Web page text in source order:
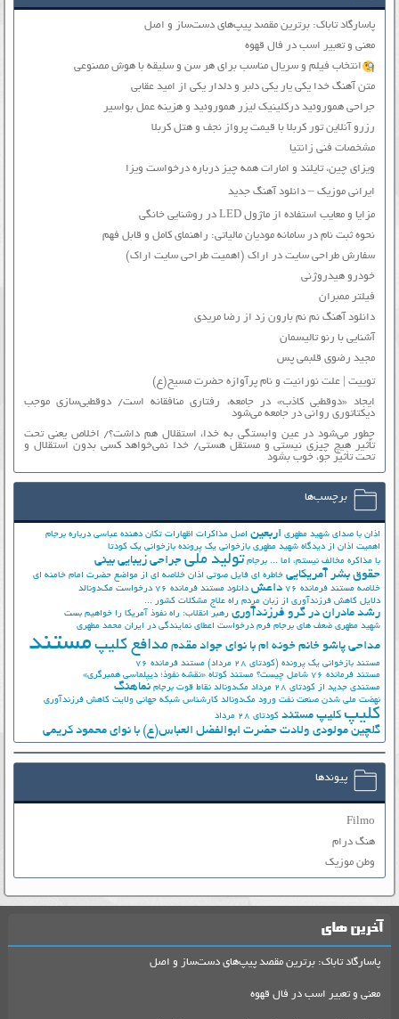
پاسارگاد تاباک: برترین مقصد پیپ‌های دست‌ساز و اصل
معنی و تعبیر اسب در فال قهوه
انتخاب فیلم و سریال مناسب برای هر سن و سلیقه با هوش مصنوعی
متن آهنگ خدا یکی یار یکی دلبر و دلدار یکی از امید عقابی
جراحی هموروئید درکلینیک لیزر هموروئید و هزینه عمل بواسیر
رزرو آنلاین تور کربلا با قیمت پرواز نجف و هتل کربلا
مشخصات فنی زانتیا
ویزای چین، تایلند و امارات همه چیز درباره درخواست ویزا
ایرانی موزیک – دانلود آهنگ جدید
مزایا و معایب استفاده از ماژول LED در روشنایی خانگی
نحوه ثبت نام در سامانه مودیان مالیاتی: راهنمای کامل و قابل فهم
سفارش طراحی سایت در اراک (اهمیت طراحی سایت اراک)
خودرو هیدروژنی
فیلتر ممبران
دانلود آهنگ نم نم بارون زد از رضا مریدی
آشنایی با رنو تالیسمان
مجید رضوی قلبمی پس
توییت | علت نورانیت و نام پرآوازه حضرت مسیح(ع)
ایجاد «دوقطبی کاذب» در جامعه، رفتاری منافقانه است/ دوقطبی‌سازی موجب
دیکتاتوری روانی در جامعه می‌شود
چطور می‌شود در عین وابستگی به خدا، استقلال هم داشت؟/ اخلاص یعنی تحت
تأثیر هیچ چیزی نیستی و مستقل هستی/ خدا نمی‌خواهد کسی بدون استقلال و
تحت تأثیر جوّ، خوب بشود
برچسب‌ها
اذان با صدای شهید مطهری اربعین اصل مذاکرات اظهارات تکان دهنده عباسی درباره برجام
اهمیت اذان از دیدگاه شهید مطهری بازخوانی یک پرونده بازخوانی یک کودتا
با مذاکره مخالف نیستم، اما ... برجام تولید ملی جراحی زیبایی بینی
حقوق بشر آمریکایی خاطره ای فایل صوتی اذان خلاصه ای از مواضع حضرت امام خامنه ای
خلاصه مستند فرمانده 76
داعش دانلود مستند فرمانده 76
درخواست مک‌دونالد
دلایل کاهش فرزندآوری از زبان مردم راه علاج مشکلات کشور ...
رشد مادران در گرو فرزندآوری رهبر انقلاب: راه نفوذ آمریکا را خواهیم بست
شهید مطهری ضعف های برجام فرم درخواست اعطای نمایندگی در ایران محمد مطهری
مداحی پاشو خانم خونه ام با نوای جواد مقدم مدافع کلیپ مستند
مستند بازخوانی یک پرونده (کودتای 28 مرداد)
مستند فرمانده 76
مستند فرمانده 76 شامل چیست؟
مستند کوتاه «نقشه نفوذ؛ دیپلماسی همبرگری»
مستندی جدید از کودتای 28 مرداد
مک‌دونالد نقاط قوت برجام نماهنگ
نهضت ملي شدن صنعت نفت ورود مک‌دونالد کارشناس شبکه جهانی ولایت کاهش فرزندآوری
کلیپ کلیپ مستند کودتای 28 مرداد
گلچین مولودی ولادت حضرت ابوالفضل العباس(ع) با نوای محمود کریمی
پیوندها
Filmo
هنگ درام
وطن موزیک
آخرین های
پاسارگاد تاباک: برترین مقصد پیپ‌های دست‌ساز و اصل
معنی و تعبیر اسب در فال قهوه